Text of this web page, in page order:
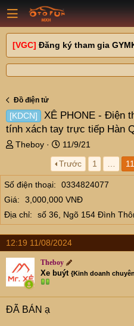
[VGC] Đăng ký tham gia
Đồ điện tử
[KDCN]
XÊ PHONE - Điện
tính xách tay trực tiếp Hàn
T
e
a
d
s
t
a
r
t
e
r
Theboy
N
g
à
y
g
ử
11/9/21
Trước
1
Số điện thoại
0334824077
Giá
3,000,000 VNĐ
Địa chỉ
số 36, Ngõ 154 Đình
12:19 11/08/2024
Theboy
Xe buýt {Kinh doanh
ĐÃ BÁN ạ